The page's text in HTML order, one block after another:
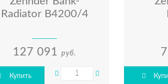
Radiator В4200/4
127 091 руб.
Купить